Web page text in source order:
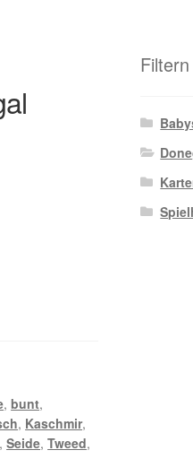
,bunt,
, Kaschmir,
,Seide,Tweed,
Filtern